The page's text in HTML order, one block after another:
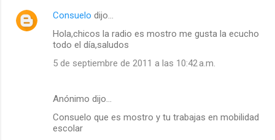
Consuelo dijo…
Hola,chicos la radio es mostro me gusta la ecucho
todo el día,saludos
5 de septiembre de 2011 a las 10:42 a.m.
Anónimo dijo…
Consuelo que es mostro y tu trabajas en mobilidad
escolar